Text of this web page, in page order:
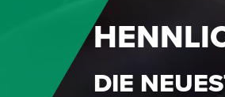
DIE